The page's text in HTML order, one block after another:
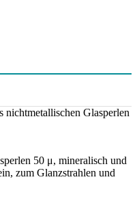
50 μ, mineralisch und
zum Glanzstrahlen und